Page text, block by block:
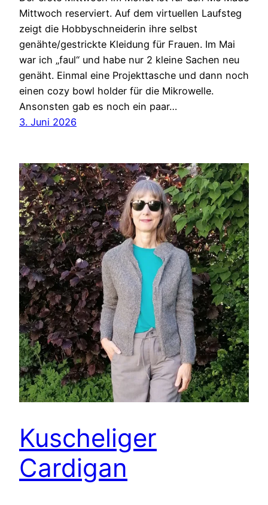
Mittwoch reserviert. Auf dem virtuellen Laufsteg
zeigt die Hobbyschneiderin ihre selbst
genähte/gestrickte Kleidung für Frauen. Im Mai
war ich „faul“ und habe nur 2 kleine Sachen neu
genäht. Einmal eine Projekttasche und dann noch
einen cozy bowl holder für die Mikrowelle.
Ansonsten gab es noch ein paar…
3. Juni 2026
Kuscheliger
Cardigan